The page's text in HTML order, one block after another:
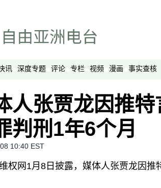
讯 深度专题 评论 专栏 视频 漫画 事实查核
人张贾龙因推
判刑1年6个月
10:40 EST
权网1月8日披露，媒体人张贾龙因推